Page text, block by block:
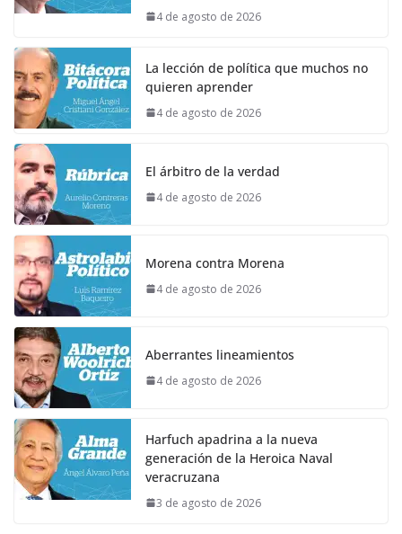
4 de agosto de 2026
La lección de política que muchos no
quieren aprender
4 de agosto de 2026
El árbitro de la verdad
4 de agosto de 2026
Morena contra Morena
4 de agosto de 2026
Aberrantes lineamientos
4 de agosto de 2026
Harfuch apadrina a la nueva
generación de la Heroica Naval
veracruzana
3 de agosto de 2026